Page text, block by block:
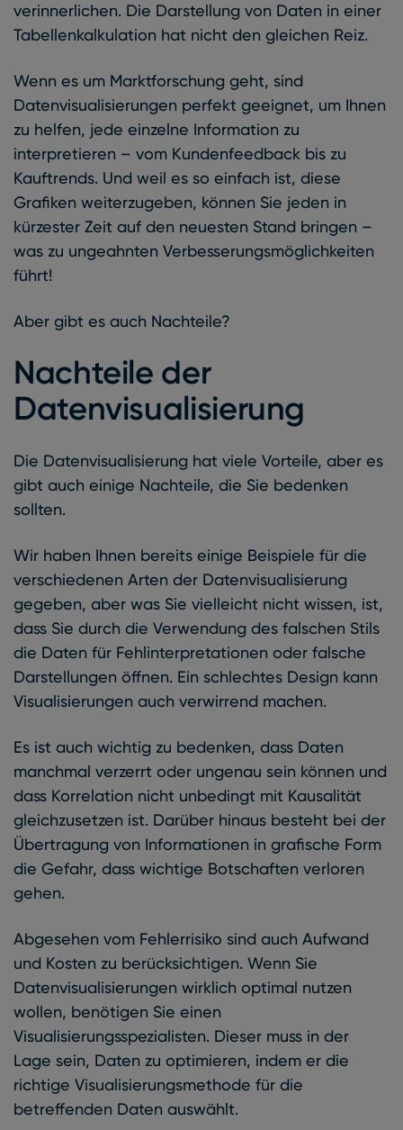
verinnerlichen. Die Darstellung von Daten in einer
Tabellenkalkulation hat nicht den gleichen Reiz.
Wenn es um Marktforschung geht, sind
Datenvisualisierungen perfekt geeignet, um Ihnen
zu helfen, jede einzelne Information zu
interpretieren – vom Kundenfeedback bis zu
Kauftrends. Und weil es so einfach ist, diese
Grafiken weiterzugeben, können Sie jeden in
kürzester Zeit auf den neuesten Stand bringen –
was zu ungeahnten Verbesserungsmöglichkeiten
führt!
Aber gibt es auch Nachteile?
Nachteile der
Datenvisualisierung
Die Datenvisualisierung hat viele Vorteile, aber es
gibt auch einige Nachteile, die Sie bedenken
sollten.
Wir haben Ihnen bereits einige Beispiele für die
verschiedenen Arten der Datenvisualisierung
gegeben, aber was Sie vielleicht nicht wissen, ist,
dass Sie durch die Verwendung des falschen Stils
die Daten für Fehlinterpretationen oder falsche
Darstellungen öffnen. Ein schlechtes Design kann
Visualisierungen auch verwirrend machen.
Es ist auch wichtig zu bedenken, dass Daten
manchmal verzerrt oder ungenau sein können und
dass Korrelation nicht unbedingt mit Kausalität
gleichzusetzen ist. Darüber hinaus besteht bei der
Übertragung von Informationen in grafische Form
die Gefahr, dass wichtige Botschaften verloren
gehen.
Abgesehen vom Fehlerrisiko sind auch Aufwand
und Kosten zu berücksichtigen. Wenn Sie
Datenvisualisierungen wirklich optimal nutzen
wollen, benötigen Sie einen
Visualisierungsspezialisten. Dieser muss in der
Lage sein, Daten zu optimieren, indem er die
richtige Visualisierungsmethode für die
betreffenden Daten auswählt.